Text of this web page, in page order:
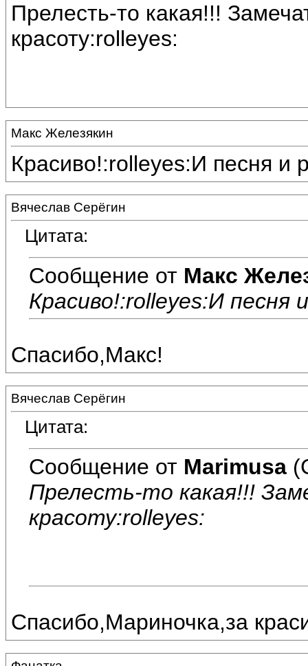
Прелесть-то какая!!!
красоту:rolleyes:
Макс Железякин
Красиво!:rolleyes:И песня и
Вячеслав Серёгин
Цитата:
Сообщение от Макс
Красиво!:rolleyes:И песня
Спасибо,Макс!
Вячеслав Серёгин
Цитата:
Сообщение от Marimusa
Прелесть-то какая!!!
красоту:rolleyes:
Спасибо,Мариночка,за